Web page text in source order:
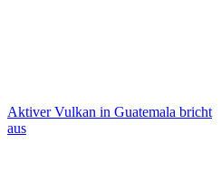
Aktiver Vulkan in Guatemala bricht
aus